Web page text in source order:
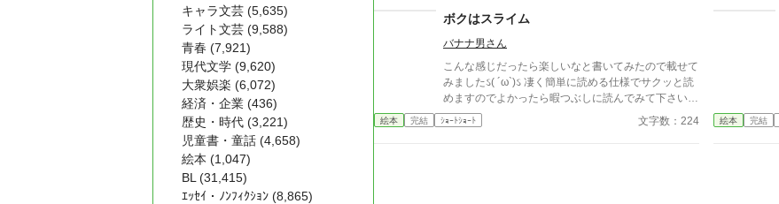
四年生ののぞみちゃん。 面倒くさがりで、毎日好き
の準備に取り掛かります。 しかし、その儀式の恐ろ
しさを全く知りませんでした…。
ボクはスライム
バナナ男さん
こんな感じだったら楽しいなと書いてみたので載せて
みましたઽ( ´ω`)ઽ 凄く簡単に読める仕様でサクッと読
めますのでよかったら暇つぶしに読んでみて下さいま
せ〜・:*。・:*三( ⊃'ω')⊃
絵本 完結 ｼｮｰﾄｼｮｰﾄ 文字数：224 絵本 完結
キャラ文芸 (5,635)
ライト文芸 (9,588)
青春 (7,921)
現代文学 (9,620)
大衆娯楽 (6,072)
経済・企業 (436)
歴史・時代 (3,221)
児童書・童話 (4,658)
絵本 (1,047)
BL (31,415)
ｴｯｾｲ・ﾉﾝﾌｨｸｼｮﾝ (8,865)